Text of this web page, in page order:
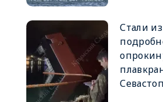
Стали